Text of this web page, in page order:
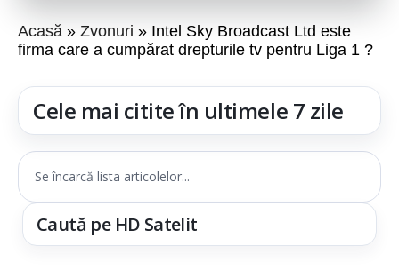
Acasă Zvonuri
Intel Sky Broadcast Ltd este
firma care a cumpărat drepturile tv pentru Liga 1 ?
Cele mai citite în ultimele 7 zile
Se încarcă lista articolelor...
Caută pe HD Satelit